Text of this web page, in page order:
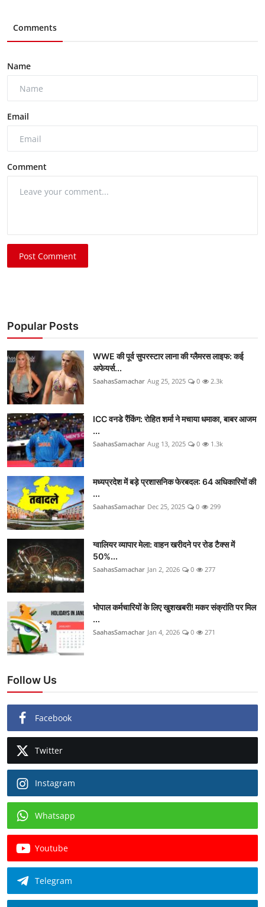
Comments
Name
Email
Comment
Post Comment
Popular Posts
WWE की पूर्व सुपरस्टार लाना की ग्लैमरस लाइफ: कई
अफेयर्स...
SaahasSamachar Aug 25, 2025 0 2.3k
ICC वनडे रैंकिंग: रोहित शर्मा ने मचाया धमाका, बाबर आजम
...
SaahasSamachar Aug 13, 2025 0 1.3k
मध्यप्रदेश में बड़े प्रशासनिक फेरबदल: 64 अधिकारियों की
...
SaahasSamachar Dec 25, 2025 0 299
ग्वालियर व्यापार मेला: वाहन खरीदने पर रोड टैक्स में
50%...
SaahasSamachar Jan 2, 2026 0 277
भोपाल कर्मचारियों के लिए खुशखबरी! मकर संक्रांति पर मिल
...
SaahasSamachar Jan 4, 2026 0 271
Follow Us
Facebook
Twitter
Instagram
Whatsapp
Youtube
Telegram